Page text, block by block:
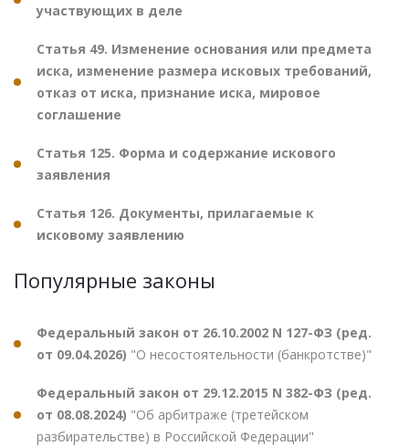
участвующих в деле
Статья 49. Изменение основания или предмета
иска, изменение размера исковых требований,
отказ от иска, признание иска, мировое
соглашение
Статья 125. Форма и содержание искового
заявления
Статья 126. Документы, прилагаемые к
исковому заявлению
Популярные законы
Федеральный закон от 26.10.2002 N 127-ФЗ (ред.
от 09.04.2026) "О несостоятельности (банкротстве)"
Федеральный закон от 29.12.2015 N 382-ФЗ (ред.
от 08.08.2024) "Об арбитраже (третейском
разбирательстве) в Российской Федерации"